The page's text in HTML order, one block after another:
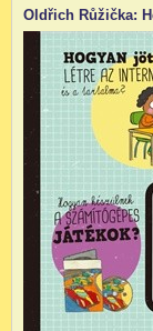
Oldřich Růžička: